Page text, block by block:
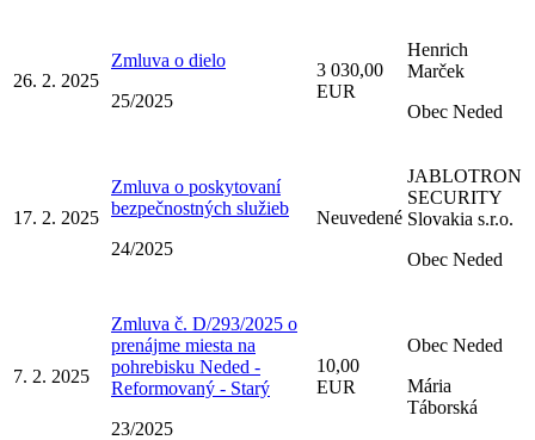
26. 2. 2025
Zmluva o dielo
25/2025
3 030,00
EUR
Henrich
Marček
Obec Neded
17. 2. 2025
Zmluva o poskytovaní
bezpečnostných služieb
24/2025
Neuvedené
JABLOTRON
SECURITY
Slovakia s.r.o.
Obec Neded
7. 2. 2025
Zmluva č. D/293/2025 o
prenájme miesta na
pohrebisku Neded -
Reformovaný - Starý
23/2025
10,00
EUR
Obec Neded
Mária
Táborská